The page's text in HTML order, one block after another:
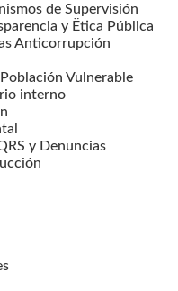
de Supervisión
y Ëtica Pública
Anticorrupción
Vulnerable
interno
y Denuncias